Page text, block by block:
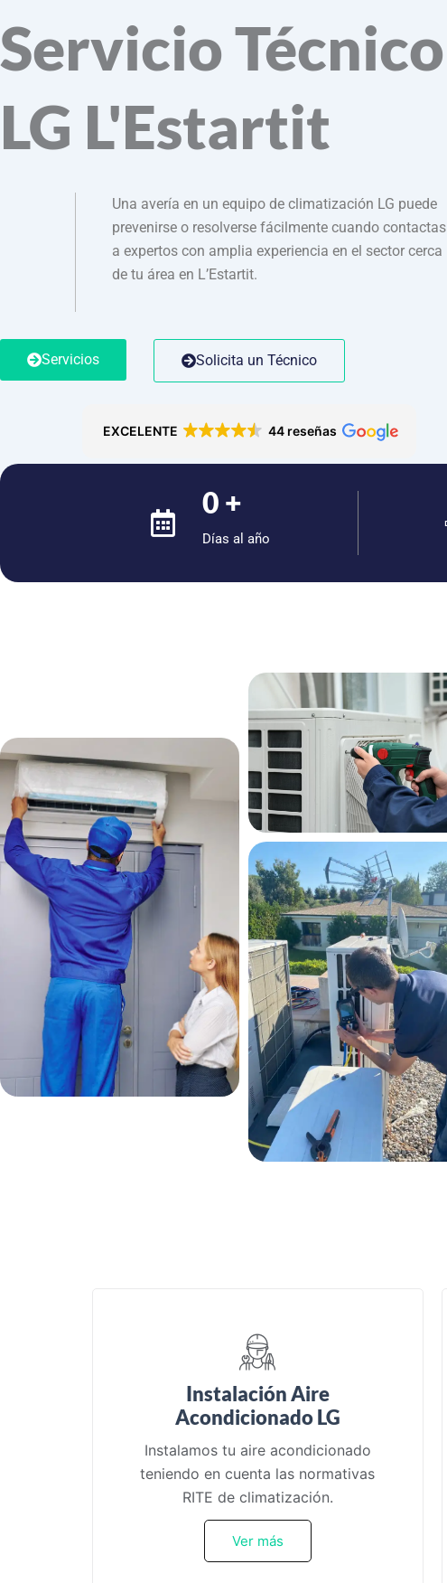
Servicio Técnico
LG L'Estartit
Una avería en un equipo de climatización LG puede
prevenirse o resolverse fácilmente cuando contactas
a expertos con amplia experiencia en el sector cerca
de tu área en L’Estartit.
Servicios Solicita un Técnico
EXCELENTE 44 reseñas
0 +
Días al año
Instalación Aire
Acondicionado LG
Instalamos tu aire acondicionado
teniendo en cuenta las normativas
RITE de climatización.
Ver más